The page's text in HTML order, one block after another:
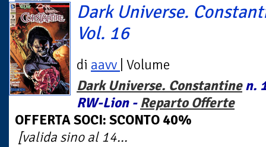
Dark Universe.
Vol. 16
di aavv | Volume
Dark Universe. Constantinen.
RW-Lion - Reparto Offerte
OFFERTA SOCI: SCONTO 40%
[valida sino al 14...